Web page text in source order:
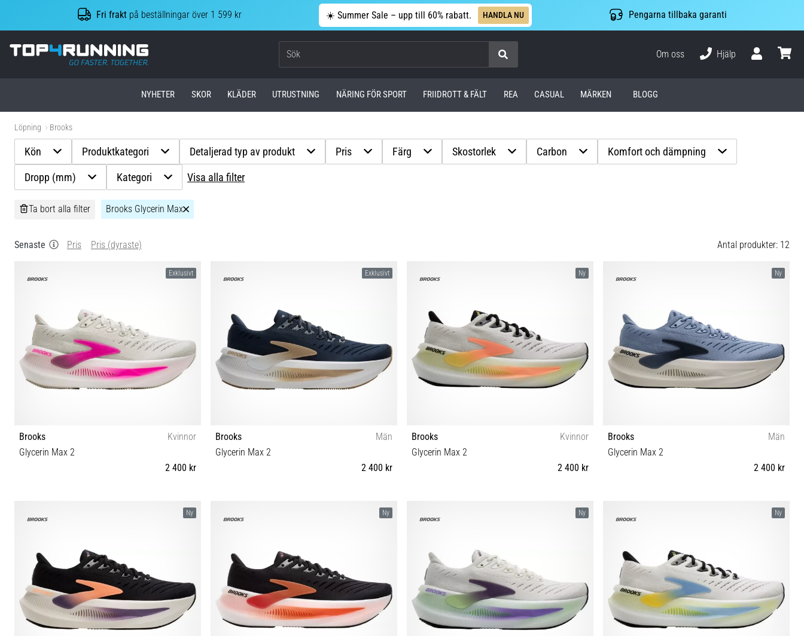
Fri frakt på beställningar över 1 599 kr ☀️ Summer Sale – upp till 60% rabatt. HANDLA NU Pengarna tillbaka garanti
Top4Running.se
Om oss
Hjälp
NYHETER SKOR KLÄDER UTRUSTNING NÄRING FÖR SPORT FRIIDROTT & FÄLT REA CASUAL MÄRKEN BLOGG
Löpning Brooks
Kön Produktkategori Detaljerad typ av produkt Pris Färg Skostorlek Carbon Komfort och dämpning
Dropp (mm) Kategori Visa alla filter
Ta bort alla filter Brooks Glycerin Max
Senaste Pris Pris (dyraste) Antal produkter: 12
Exklusivt
Brooks
Kvinnor
Glycerin Max 2
2 400 kr
Exklusivt
Brooks
Män
Glycerin Max 2
2 400 kr
Ny
Brooks
Kvinnor
Glycerin Max 2
2 400 kr
36 36½ 37½ 38 38½ 39 40 40½ 41 42 42½ 43 44½
Ny
Brooks
Män
Glycerin Max 2
2 400 kr
40 40½ 41 42 42½ 43 44 44½ 45 45½ 46 46½ 47½
Ny Ny Ny Ny